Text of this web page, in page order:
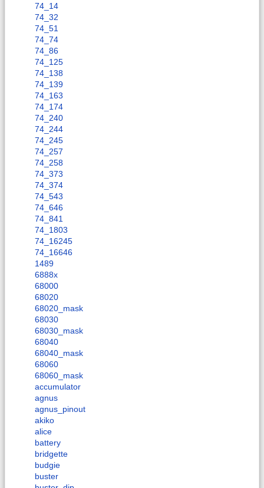
74_14
74_32
74_51
74_74
74_86
74_125
74_138
74_139
74_163
74_174
74_240
74_244
74_245
74_257
74_258
74_373
74_374
74_543
74_646
74_841
74_1803
74_16245
74_16646
1489
6888x
68000
68020
68020_mask
68030
68030_mask
68040
68040_mask
68060
68060_mask
accumulator
agnus
agnus_pinout
akiko
alice
battery
bridgette
budgie
buster